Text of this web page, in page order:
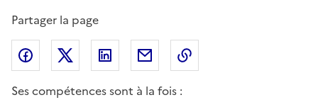
Partager la page
Partager l'article surFacebook
Partager l'article sur X (anciennement
Partager l'article sur
Partager l'article par courriel
Ses compétences sont à la fois :